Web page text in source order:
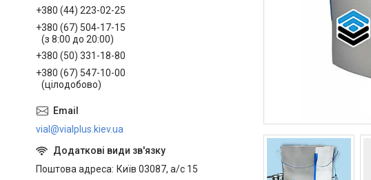
+380 (44) 223-02-25
+380 (67) 504-17-15
(з 8:00 до 20:00)
+380 (50) 331-18-80
+380 (67) 547-10-00
(цілодобово)
vial@vialplus.kiev.ua
Поштова адреса
Київ 03087, а/с 15